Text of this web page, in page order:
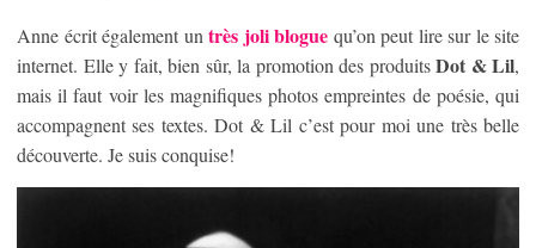
Anne écrit également untrès joli blogue qu’on peut lire sur le site
internet. Elle y fait, bien sûr, la promotion des produitsDot & Lil,
mais il faut voir les magnifiques photos empreintes de poésie, qui
accompagnent ses textes. Dot & Lil c’est pour moi une très belle
découverte. Je suis conquise!